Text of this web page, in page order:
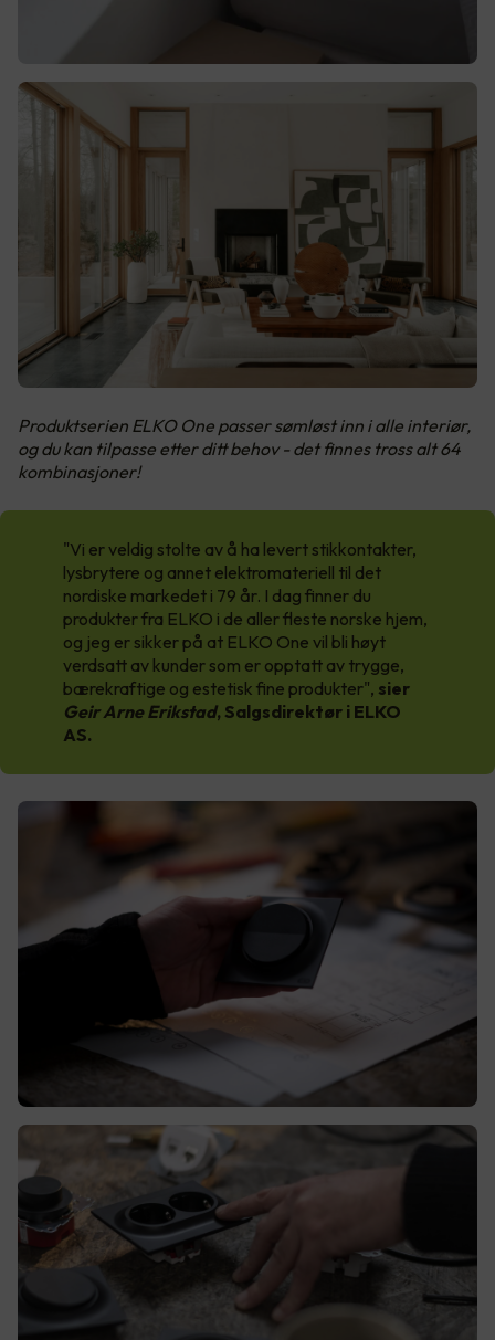
Produktserien ELKO One passer sømløst inn i alle interiør,
og du kan tilpasse etter ditt behov - det finnes tross alt 64
kombinasjoner!
"Vi er veldig stolte av å ha levert stikkontakter,
lysbrytere og annet elektromateriell til det
nordiske markedet i 79 år. I dag finner du
produkter fra ELKO i de aller fleste norske hjem,
og jeg er sikker på at ELKO One vil bli høyt
verdsatt av kunder som er opptatt av trygge,
bærekraftige og estetisk fine produkter", sier
Geir Arne Erikstad, Salgsdirektør i ELKO
AS.